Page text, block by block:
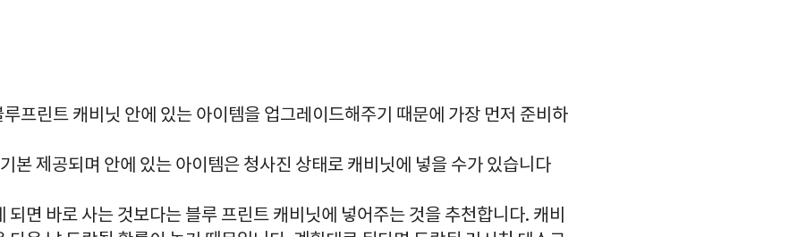
프린트 캐비닛 안에 있는 아이템을 업그레이드해주기 때문에 가장 먼저 준비하
본 제공되며 안에 있는 아이템은 청사진 상태로 캐비닛에 넣을 수가 있습니다
되면 바로 사는 것보다는 블루 프린트 캐비닛에 넣어주는 것을 추천합니다. 캐비